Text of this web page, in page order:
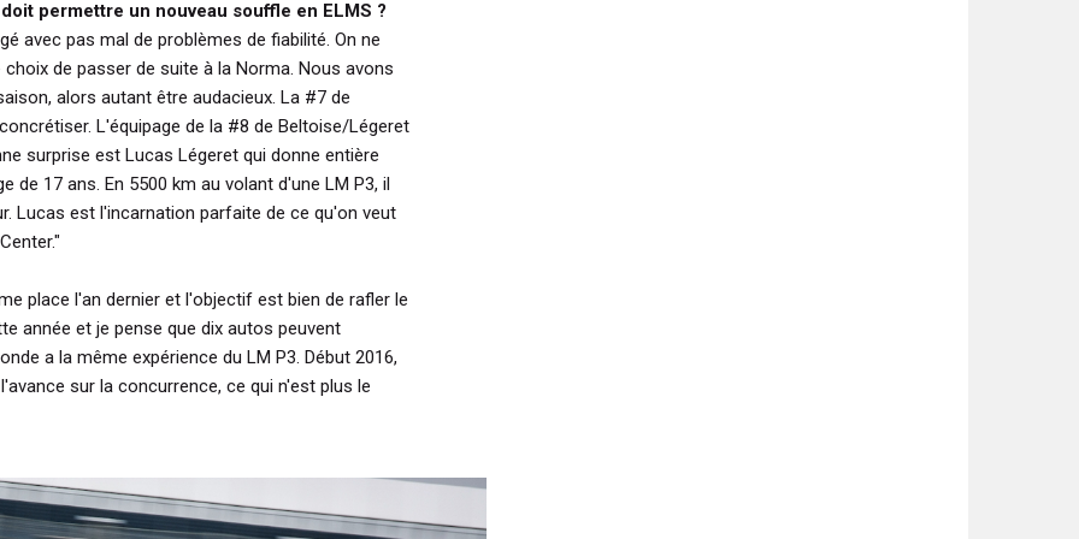
permettre un nouveau souffle en ELMS ?
avec pas mal de problèmes de fiabilité. On ne
de passer de suite à la Norma. Nous avons
alors autant être audacieux. La #7 de
L'équipage de la #8 de Beltoise/Légeret
surprise est Lucas Légeret qui donne entière
de 17 ans. En 5500 km au volant d'une LM P3, il
Lucas est l'incarnation parfaite de ce qu'on veut
place l'an dernier et l'objectif est bien de rafler le
année et je pense que dix autos peuvent
a la même expérience du LM P3. Début 2016,
sur la concurrence, ce qui n'est plus le